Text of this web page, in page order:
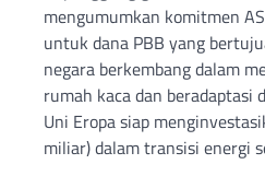
mengumumkan komitmen
untuk dana PBB yang
negara berkembang dalam
rumah kaca dan beradaptasi
Uni Eropa siap
miliar) dalam transisi energi